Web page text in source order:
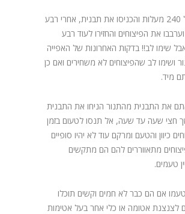
חממו תנור ל 240 מעלות והכניסו את תבנית, אחרי רבע
את הפיצוחים והחזירו לעוד רבע
שימו לב!! בדקות האחרונות של האפייה
ושימו לב שהפיצוחים לא משחירים ואם כן
מיד.
את התבנית מהתנור הניחו את התבנית
חצי שעה עד שעה, אל תנסו לטעום בזמן
כיוון והטעם ומרקם עוד לא יהיו סופיים
מתאווררים להם הם מתקשים
טעמים.
אם הם כבר לא חמים וקשים תוכלו
לצנצנת אטומה או כלי אחר בעל אטימות